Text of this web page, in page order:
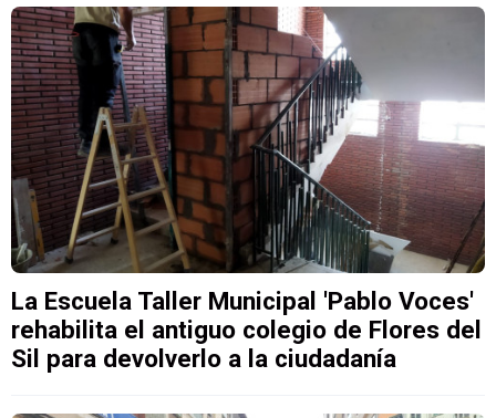
La Escuela Taller Municipal 'Pablo Voces'
rehabilita el antiguo colegio de Flores del
Sil para devolverlo a la ciudadanía